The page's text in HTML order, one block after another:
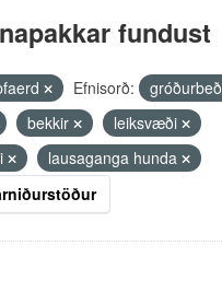
fundust
Efnisorð:
gróðurbeð
bekkir
leiksvæði
lausaganga hunda